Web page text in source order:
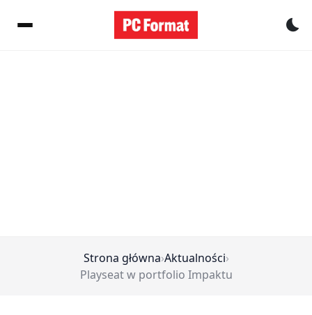
Strona główna›Aktualności›
Playseat w portfolio Impaktu